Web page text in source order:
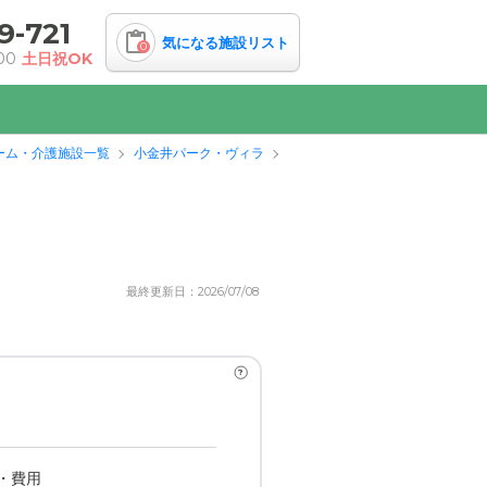
721
土日祝OK
0 気になる施設リスト
ム・介護施設一覧 小金井パーク・ヴィラ
最終更新日：2026/07/08
?
費用